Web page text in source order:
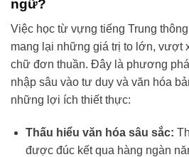
ngữ?
Việc học từ vựng tiếng Trung
mang lại những giá trị to lớn, vượt
chữ đơn thuần. Đây là phương
nhập sâu vào tư duy và văn hóa
những lợi ích thiết thực:
Thấu hiểu văn hóa sâu sắc:
được đúc kết qua hàng ngàn